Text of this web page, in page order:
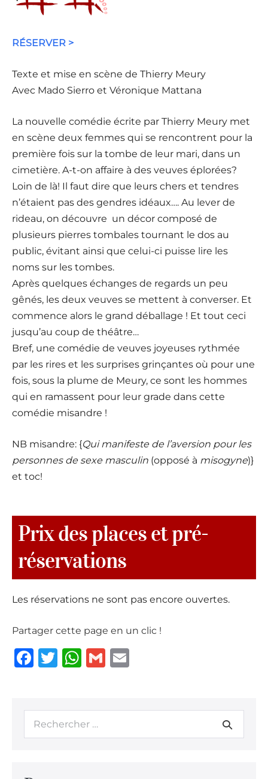
RÉSERVER >
Texte et mise en scène de Thierry Meury
Avec Mado Sierro et Véronique Mattana
La nouvelle comédie écrite par Thierry Meury met
en scène deux femmes qui se rencontrent pour la
première fois sur la tombe de leur mari, dans un
cimetière. A-t-on affaire à des veuves éplorées?
Loin de là! Il faut dire que leurs chers et tendres
n’étaient pas des gendres idéaux…. Au lever de
rideau, on découvre un décor composé de
plusieurs pierres tombales tournant le dos au
public, évitant ainsi que celui-ci puisse lire les
noms sur les tombes.
Après quelques échanges de regards un peu
gênés, les deux veuves se mettent à converser. Et
commence alors le grand déballage ! Et tout ceci
jusqu’au coup de théâtre…
Bref, une comédie de veuves joyeuses rythmée
par les rires et les surprises grinçantes où pour une
fois, sous la plume de Meury, ce sont les hommes
qui en ramassent pour leur grade dans cette
comédie misandre !
NB misandre: {Qui manifeste de l’aversion pour les
personnes de sexe masculin (opposé à misogyne)}
et toc!
Prix des places et pré-
réservations
Les réservations ne sont pas encore ouvertes.
Partager cette page en un clic !
F
e
b
T
te
r
W
s
A
G
l
l